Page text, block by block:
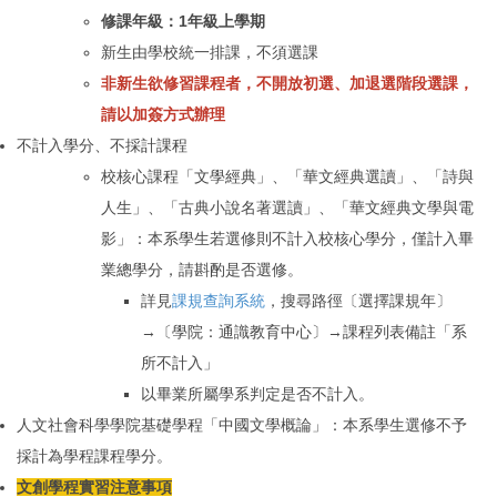
修課年級：1年級上學期
新生由學校統一排課，不須選課
非新生欲修習課程者， 不開放初選、加退選階段選課，
請以加簽方式辦理
不計入學分、不採計課程
校核心課程「文學經典」
「 華文經典選讀 」 「 詩與
人生 」 「 古典小說名著選讀 」 「 華文經典文學與電
影 」 ： 本系學生若選修則不計入校核心學分，僅計入畢
業總學分，請斟酌是否選修。
詳見課規查詢系統 ，搜尋路徑〔選擇課規年〕
→〔學院：通識教育中心〕→課程列表備註「系
所不計入」
以畢業所屬學系判定是否不計入。
人文社會科學學院基礎學程 「 中國文學概論 」 ： 本系學生選修不予
採計為學程課程學分。
文創學程實習注意事項